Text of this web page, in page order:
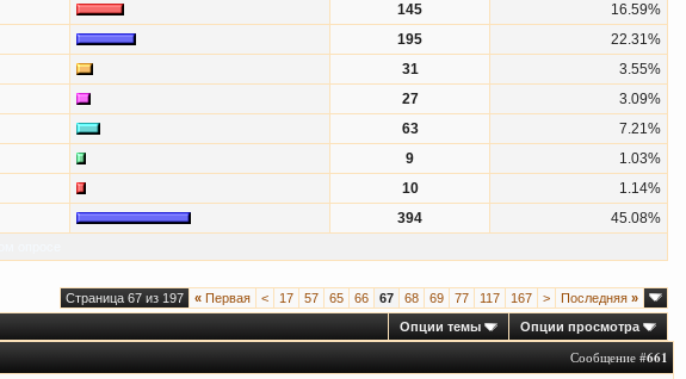
145
16.59%
195
22.31%
31
3.55%
27
3.09%
63
7.21%
9
1.03%
10
1.14%
394 45.08%
Страница 67 из 197 « Первая < 17 57 65 66 67 68 69 77 117 167 > Последняя »
Опции темы
Опции просмотра
Сообщение #661